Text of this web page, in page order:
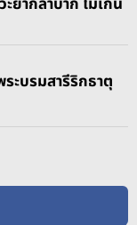
ะบรมสารีริกธาตุ